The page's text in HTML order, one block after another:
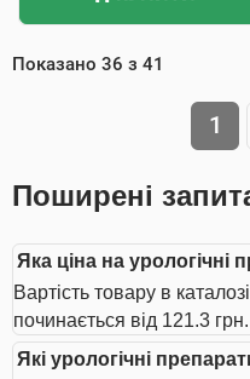
Показано 36 з 41
1
Поширені
Яка ціна на урологічні
Вартість товару в
починається від 121.3 грн.
Які урологічні